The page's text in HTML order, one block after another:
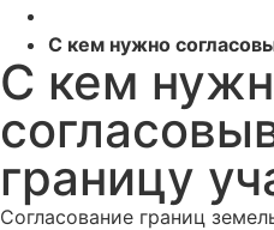
С кем нужно
С кем
границу
Согласование границ